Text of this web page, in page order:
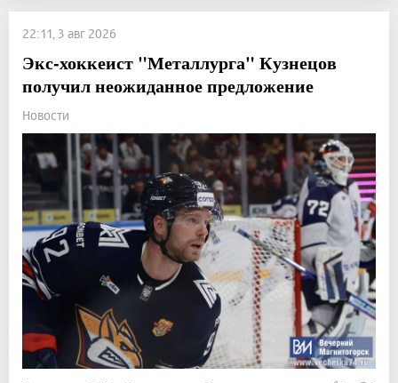
22:11, 3 авг 2026
Экс-хоккеист "Металлурга" Кузнецов
получил неожиданное предложение
Новости